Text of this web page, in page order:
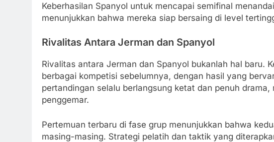
Keberhasilan Spanyol untuk mencapai semifinal
menunjukkan bahwa mereka siap bersaing di level
Rivalitas Antara Jerman dan Spanyol
Rivalitas antara Jerman dan Spanyol bukanlah hal baru.
berbagai kompetisi sebelumnya, dengan hasil yang
pertandingan selalu berlangsung ketat dan penuh
penggemar.
Pertemuan terbaru di fase grup menunjukkan bahwa
masing-masing. Strategi pelatih dan taktik yang